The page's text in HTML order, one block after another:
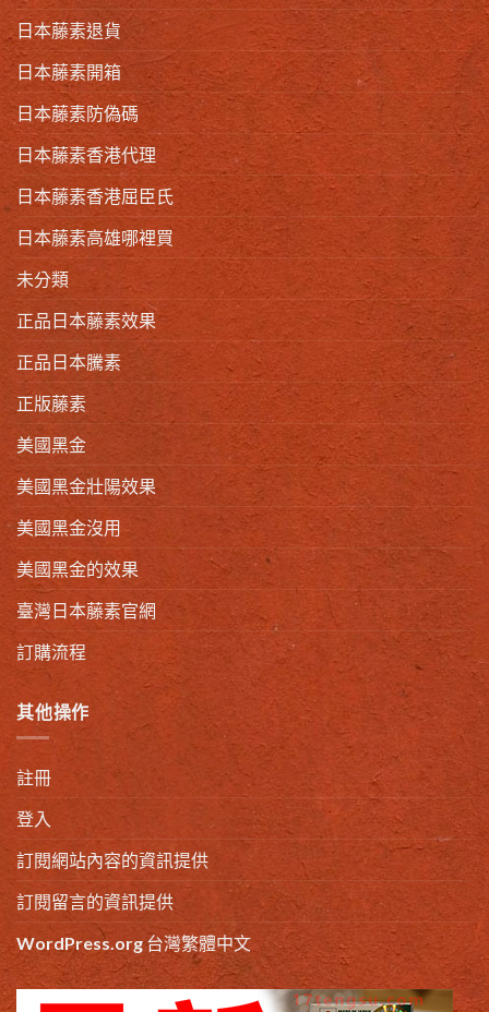
日本藤素退貨
日本藤素開箱
日本藤素防偽碼
日本藤素香港代理
日本藤素香港屈臣氏
日本藤素高雄哪裡買
未分類
正品日本藤素效果
正品日本騰素
正版藤素
美國黑金
美國黑金壯陽效果
美國黑金沒用
美國黑金的效果
臺灣日本藤素官網
訂購流程
其他操作
註冊
登入
訂閱網站內容的資訊提供
訂閱留言的資訊提供
WordPress.org 台灣繁體中文